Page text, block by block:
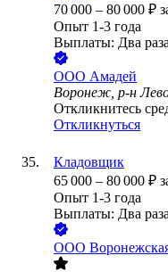
70 000 – 80 000 ₽
Опыт 1-3 года
Выплаты: Два
ООО Амадей
Воронеж, р-н
Откликнитесь
Откликнуться
Кладовщик
65 000 – 80 000 ₽
Опыт 1-3 года
Выплаты: Два
ООО